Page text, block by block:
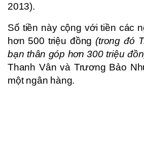
2013).
Số tiền này cộng với tiền các
hơn 500 triệu đồng(trong đó
bạn thân góp hơn 300 triệu
Thanh Vân và Trương Bảo
một ngân hàng.